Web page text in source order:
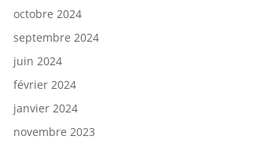
octobre 2024
septembre 2024
juin 2024
février 2024
janvier 2024
novembre 2023